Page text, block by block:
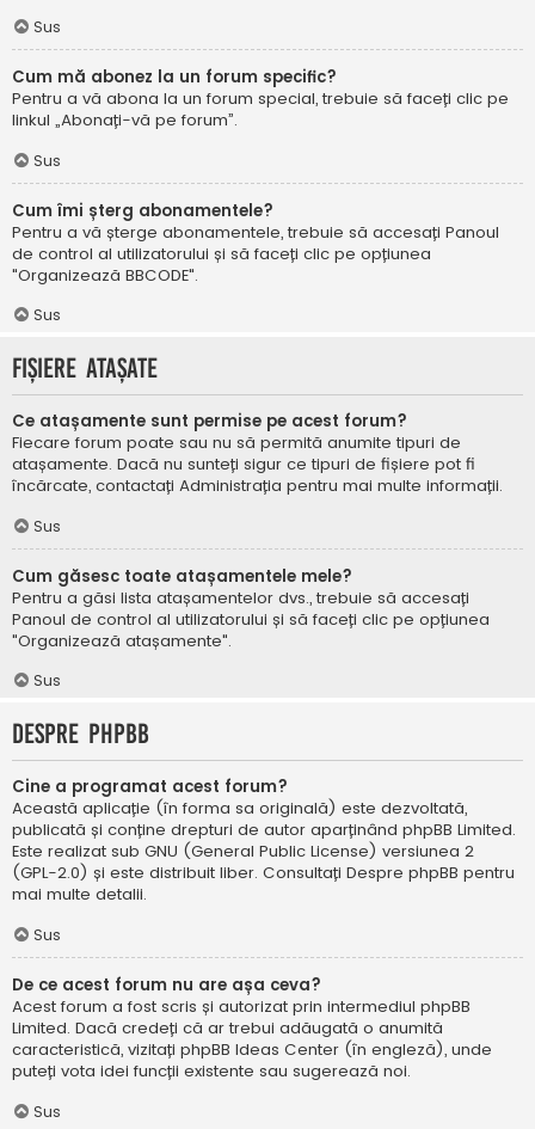
Sus
Cum mă abonez la un forum specific?
Pentru a vă abona la un forum special, trebuie să faceți clic pe
linkul „Abonați-vă pe forum”.
Sus
Cum îmi șterg abonamentele?
Pentru a vă șterge abonamentele, trebuie să accesați Panoul
de control al utilizatorului și să faceți clic pe opțiunea
"Organizează BBCODE".
Sus
Fișiere atașate
Ce atașamente sunt permise pe acest forum?
Fiecare forum poate sau nu să permită anumite tipuri de
atașamente. Dacă nu sunteți sigur ce tipuri de fișiere pot fi
încărcate, contactați Administrația pentru mai multe informații.
Sus
Cum găsesc toate atașamentele mele?
Pentru a găsi lista atașamentelor dvs., trebuie să accesați
Panoul de control al utilizatorului și să faceți clic pe opțiunea
"Organizează atașamente".
Sus
Despre phpBB
Cine a programat acest forum?
Această aplicație (în forma sa originală) este dezvoltată,
publicată și conține drepturi de autor aparținând phpBB Limited.
Este realizat sub GNU (General Public License) versiunea 2
(GPL-2.0) și este distribuit liber. Consultați Despre phpBB pentru
mai multe detalii.
Sus
De ce acest forum nu are așa ceva?
Acest forum a fost scris și autorizat prin intermediul phpBB
Limited. Dacă credeți că ar trebui adăugată o anumită
caracteristică, vizitați phpBB Ideas Center (în engleză), unde
puteți vota idei funcții existente sau sugerează noi.
Sus